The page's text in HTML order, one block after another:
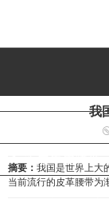
腰带品种
贴牌腰带定制
我
摘要： 我国是世界上大
当前流行的皮革腰带为